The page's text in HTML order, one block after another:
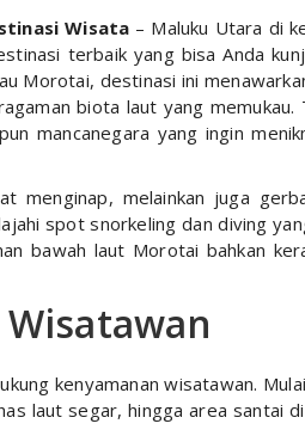
Wisata – Maluku Utara di
terbaik yang bisa Anda
Morotai, destinasi ini
biota laut yang memukau.
mancanegara yang ingin
menginap, melainkan juga
spot snorkeling dan diving
bawah laut Morotai bahkan
kenyamanan wisatawan.
laut segar, hingga area santai